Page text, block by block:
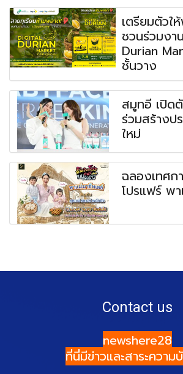
เตรียมตัวใ
ชวนร่วมงา
Durian
ชั้นวาง
สมูทอี เปิด
ร่วมสร้าง
ใหม่
ฉลองเทศ
โปรแฟร์ พ
Contact us
newshere28
ที่นี่มีข่าวและสาระความ